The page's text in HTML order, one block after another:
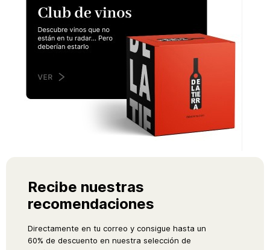
Recibe nuestras
recomendaciones
Directamente en tu correo y consigue hasta un
60% de descuento en nuestra selección de